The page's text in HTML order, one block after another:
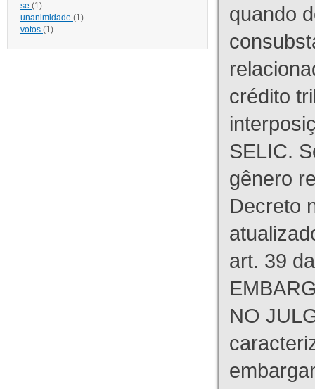
se (1)
unanimidade (1)
votos (1)
quando
crédito
SELIC.
gênero
Decreto
art. 39
NO